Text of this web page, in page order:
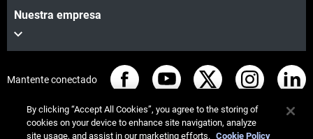
Nuestra empresa
Mantente conectado
By clicking “Accept All Cookies”, you agree to the storing of
cookies on your device to enhance site navigation, analyze
site usage, and assist in our marketing efforts. Cookie Policy